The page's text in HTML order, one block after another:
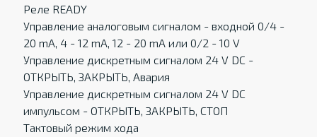
Реле READY
Управление аналоговым сигналом - входной 0/4 -
20 mA, 4 - 12 mA, 12 - 20 mA или 0/2 - 10 V
Управление дискретным сигналом 24 V DC -
ОТКРЫТЬ, ЗАКРЫТЬ, Авария
Управление дискретным сигналом 24 V DC
импульсом - ОТКРЫТЬ, ЗАКРЫТЬ, СТОП
Тактовый режим хода